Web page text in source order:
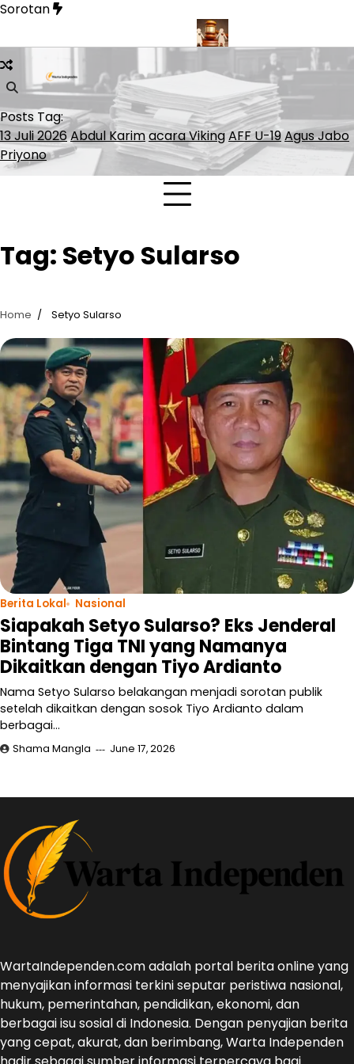
Skip
content
Sorotan
Lolos ke ATP Finals 2026 Presiden Polandia Tolak
Posts Tag:
13 Juli 2026Abdul Karimacara VikingAFF U-19Agus Jabo
Priyono
Tag: Setyo Sularso
Home Setyo Sularso
Berita Lokal Nasional
Siapakah Setyo Sularso? Eks Jenderal
Bintang Tiga TNI yang Namanya
Dikaitkan dengan Tiyo Ardianto
Nama Setyo Sularso belakangan menjadi sorotan publik
setelah dikaitkan dengan sosok Tiyo Ardianto dalam
berbagai…
Shama Mangla June 17, 2026
WartaIndependen.com adalah portal berita online yang
menyajikan informasi terkini seputar peristiwa nasional,
hukum, pemerintahan, pendidikan, ekonomi, dan
berbagai isu sosial di Indonesia. Dengan penyajian berita
yang cepat, akurat, dan berimbang, Warta Independen